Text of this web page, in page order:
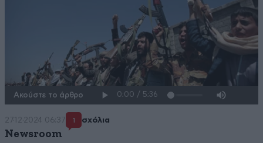
Ακούστε το άρθρο
27·12·2024 06:37 1 σχόλια
Newsroom